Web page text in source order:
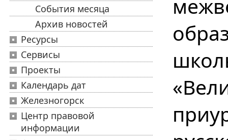
События месяца
Архив новостей
Ресурсы
Сервисы
Проекты
Календарь дат
Железногорск
Центр правовой
информации